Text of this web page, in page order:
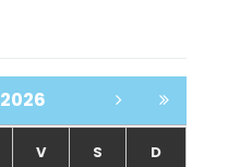
2026
V S D